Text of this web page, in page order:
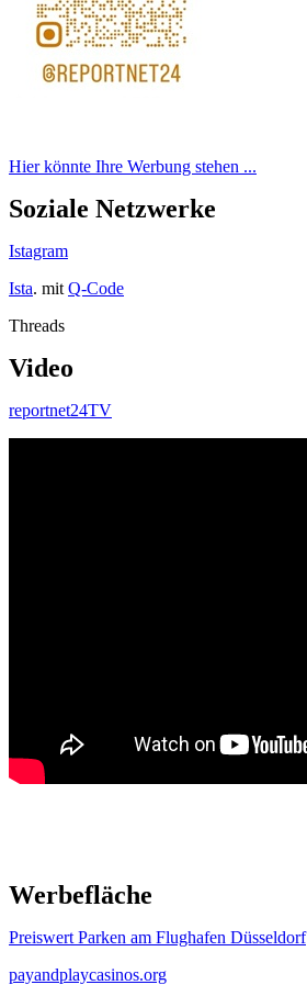
Hier könnte Ihre Werbung stehen ...
Soziale Netzwerke
Istagram
Ista. mit Q-Code
Threads
Video
reportnet24TV
Werbefläche
Preiswert Parken am Flughafen Düsseldorf
payandplaycasinos.org